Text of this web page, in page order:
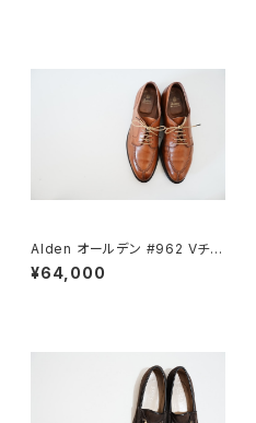
Alden オールデン #962 Vチッ
プ 9.5D
¥64,000